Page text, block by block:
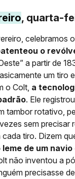
, quarta-
celebramos
o
a partir de
um tiro
o Colt, a
. Ele
tambor rotativo,
sem precisar
tiro. Dizem
de um
não inventou a
precisasse